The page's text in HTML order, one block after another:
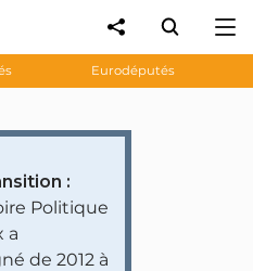
Eurodéputés
:
Politique
a
de 2012 à